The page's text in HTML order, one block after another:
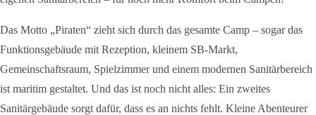
Das Motto „Piraten“ zieht sich durch das gesamte Camp – sogar das
Funktionsgebäude mit Rezeption, kleinem SB-Markt,
Gemeinschaftsraum, Spielzimmer und einem modernen Sanitärbereich
ist maritim gestaltet. Und das ist noch nicht alles: Ein zweites
Sanitärgebäude sorgt dafür, dass es an nichts fehlt. Kleine Abenteurer